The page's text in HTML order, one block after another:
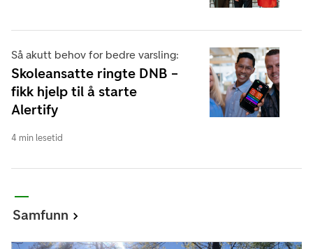
Så akutt behov for bedre varsling:
Skoleansatte ringte DNB –
fikk hjelp til å starte
Alertify
4 min lesetid
Samfunn